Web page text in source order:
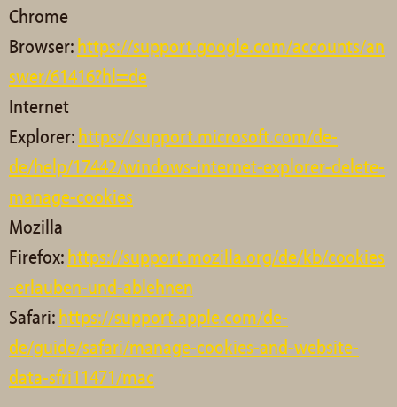
Chrome
Browser: https://support.google.com/accounts/an
swer/61416?hl=de
Internet
Explorer: https://support.microsoft.com/de-
de/help/17442/windows-internet-explorer-delete-
manage-cookies
Mozilla
Firefox: https://support.mozilla.org/de/kb/cookies
-erlauben-und-ablehnen
Safari: https://support.apple.com/de-
de/guide/safari/manage-cookies-and-website-
data-sfri11471/mac